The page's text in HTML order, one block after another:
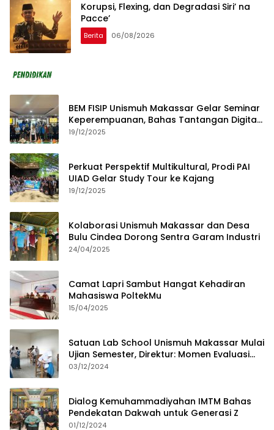
Korupsi, Flexing, dan Degradasi Siri’ na
Pacce’
Berita 06/08/2026
BEM FISIP Unismuh Makassar Gelar Seminar
Keperempuanan, Bahas Tantangan Digital
dan Budaya Lokal
19/12/2025
Perkuat Perspektif Multikultural, Prodi PAI
UIAD Gelar Study Tour ke Kajang
19/12/2025
Kolaborasi Unismuh Makassar dan Desa
Bulu Cindea Dorong Sentra Garam Industri
24/04/2025
Camat Lapri Sambut Hangat Kehadiran
Mahasiswa PoltekMu
15/04/2025
Satuan Lab School Unismuh Makassar Mulai
Ujian Semester, Direktur: Momen Evaluasi
Proses Pembelajaran
03/12/2024
Dialog Kemuhammadiyahan IMTM Bahas
Pendekatan Dakwah untuk Generasi Z
01/12/2024